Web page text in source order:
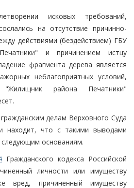
исковых требований,
на отсутствие причинно-
действиями (бездействием) ГБУ
и причинением истцу
фрагмента дерева является
неблагоприятных условий,
района Печатники"
делам Верховного Суда
находит, что с такими выводами
следующим основаниям.
Гражданского кодекса Российской
личности или имуществу
вред, причиненный имуществу